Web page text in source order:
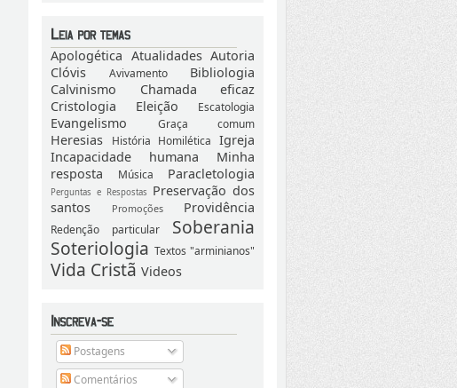
Apologética Atualidades Autoria
Clóvis
Avivamento
Bibliologia
Calvinismo
Chamada eficaz
Cristologia
Eleição Escatologia
Evangelismo Graça comum
Heresias História Homilética Igreja
Incapacidade humana
Minha
resposta
Música Paracletologia
Perguntas e Respostas
Preservação dos
santos
Promoções Providência
Redenção particular
Soberania
Soteriologia Textos "arminianos"
Vida Cristã Videos
Postagens
Comentários